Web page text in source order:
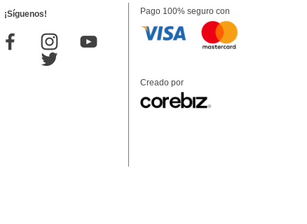
¡Síguenos! Pago 100% seguro con
Creado por